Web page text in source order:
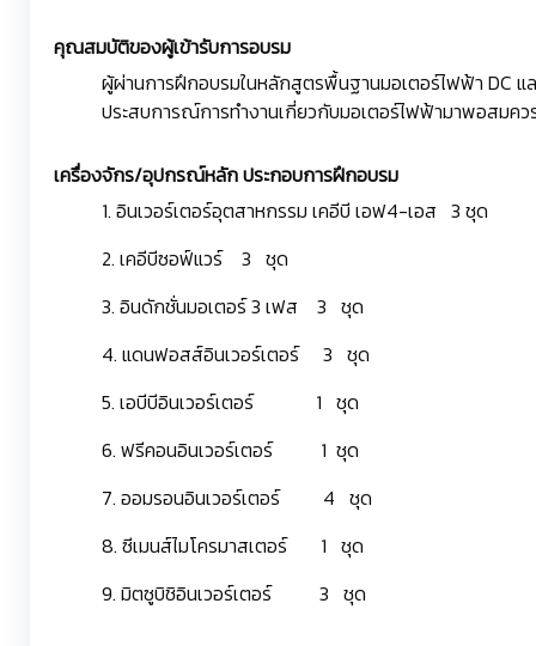
คุณสมบัติของผู้เข้ารับการอบรม
ผู้ผ่านการฝึกอบรมในหลักสูตรพื้นฐานมอเตอร์ไฟฟ้า DC แ
ประสบการณ์การทำงานเกี่ยวกับมอเตอร์ไฟฟ้ามาพอสมคว
เครื่องจักร/อุปกรณ์หลัก ประกอบการฝึกอบรม
1. อินเวอร์เตอร์อุตสาหกรรม เคอีบี เอฟ4-เอส 3 ชุด
2. เคอีบีซอฟ์แวร์ 3 ชุด
3. อินดักชั่นมอเตอร์ 3 เฟส 3 ชุด
4. แดนฟอสส์อินเวอร์เตอร์ 3 ชุด
5. เอบีบีอินเวอร์เตอร์ 1 ชุด
6. ฟรีคอนอินเวอร์เตอร์ 1 ชุด
7. ออมรอนอินเวอร์เตอร์ 4 ชุด
8. ซีเมนส์ไมโครมาสเตอร์ 1 ชุด
9. มิตซูบิชิอินเวอร์เตอร์ 3 ชุด